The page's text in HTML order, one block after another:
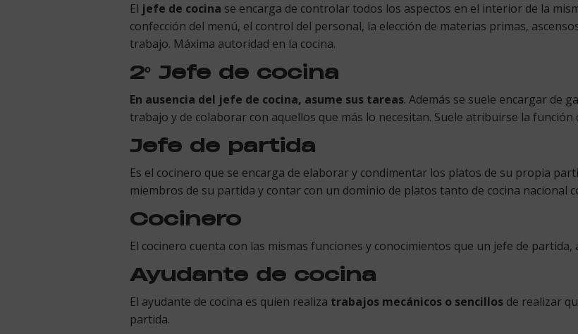
El jefe de cocina se encarga de controlar todos los aspectos en el interior de la
confección del menú, el control del personal, la elección de materias primas,
trabajo. Máxima autoridad en la cocina.
2º Jefe de cocina
En ausencia del jefe de cocina, asume sus tareas. Además se suele encargar de
trabajo y de colaborar con aquellos que más lo necesitan. Suele atribuirse la función
Jefe de partida
Es el cocinero que se encarga de elaborar y condimentar los platos de su propia
miembros de su partida y contar con un dominio de platos tanto de cocina nacional
Cocinero
El cocinero cuenta con las mismas funciones y conocimientos que un jefe de
Ayudante de cocina
El ayudante de cocina es quien realiza trabajos mecánicos o sencillos de realizar
partida.